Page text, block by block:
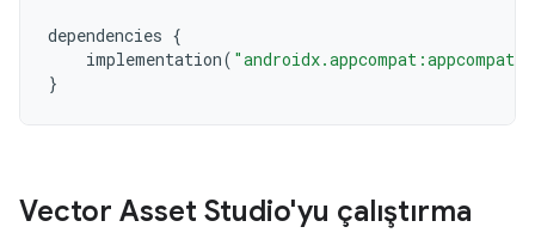
dependencies {
implementation(
}
Vector Asset Studio'yu çalıştırma